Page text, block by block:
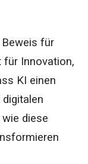
für
für Innovation,
KI einen
diese